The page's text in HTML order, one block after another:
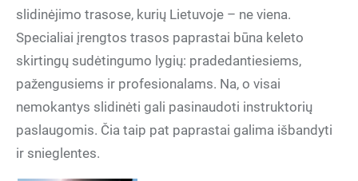
slidinėjimo trasose, kurių Lietuvoje – ne viena.
Specialiai įrengtos trasos paprastai būna keleto
skirtingų sudėtingumo lygių: pradedantiesiems,
pažengusiems ir profesionalams. Na, o visai
nemokantys slidinėti gali pasinaudoti instruktorių
paslaugomis. Čia taip pat paprastai galima išbandyti
ir snieglentes.